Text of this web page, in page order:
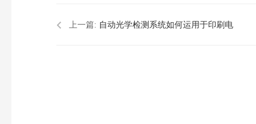
上一篇: 自动光学检测系统如何运用于印刷电